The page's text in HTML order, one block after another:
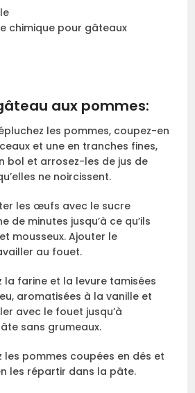
chimique pour gâteaux
aux pommes:
les pommes, coupez-en
et une en tranches fines,
bol et arrosez-les de jus de
ne noircissent.
les œufs avec le sucre
de minutes jusqu’à ce qu’ils
mousseux. Ajouter le
au fouet.
la farine et la levure tamisées
aromatisées à la vanille et
avec le fouet jusqu’à
sans grumeaux.
les pommes coupées en dés et
les répartir dans la pâte.